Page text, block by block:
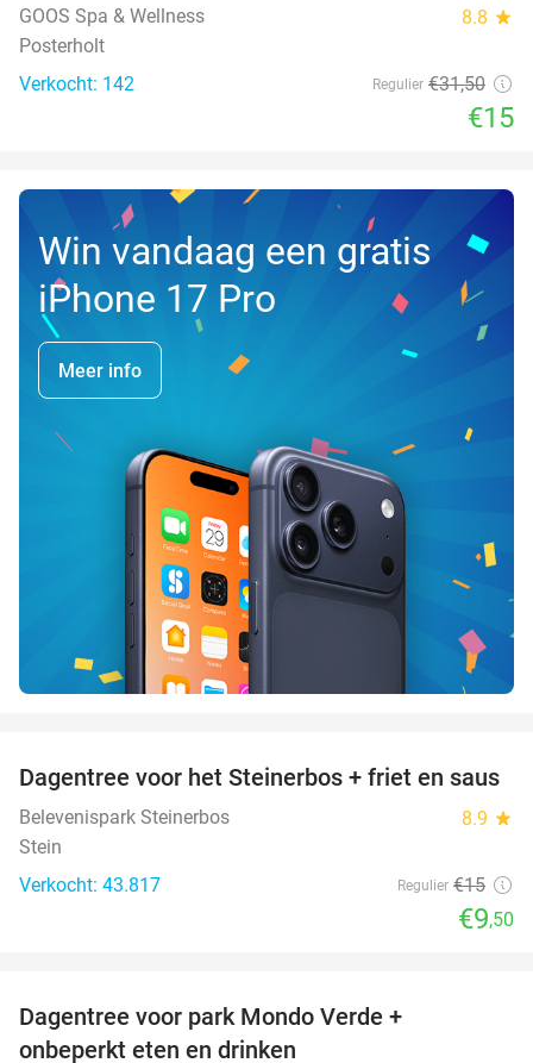
TODAY
GOOS Spa & Wellness 8.8 star
Posterholt
Verkocht: 142
Regulier €31,50
€15
Win vandaag een gratis
iPhone 17 Pro
Meer info
37%
Dagentree voor het Steinerbos + friet en saus
Belevenispark Steinerbos 8.9 star
Stein
Verkocht: 43.817
Regulier €15
€9,50
Dagentree voor park Mondo Verde +
onbeperkt eten en drinken